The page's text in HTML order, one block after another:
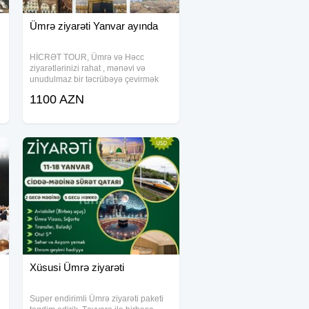
Ümrə ziyarəti Yanvar ayında
HİCRƏT TOUR, Ümrə və Həcc
ziyarətlərinizi rahat , mənəvi və
unudulmaz bir təcrübəyə çevirmək
ruhən dolğun, mənəvi bir ziyarət
Peşəkar
1100 AZN
Xüsusi Ümrə ziyarəti
Super endirimli Ümrə ziyarəti paketi